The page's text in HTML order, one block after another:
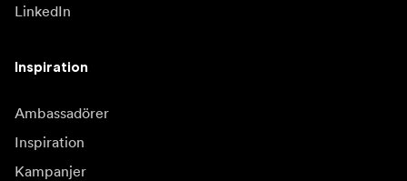
LinkedIn
Inspiration
Ambassadörer
Inspiration
Kampanjer